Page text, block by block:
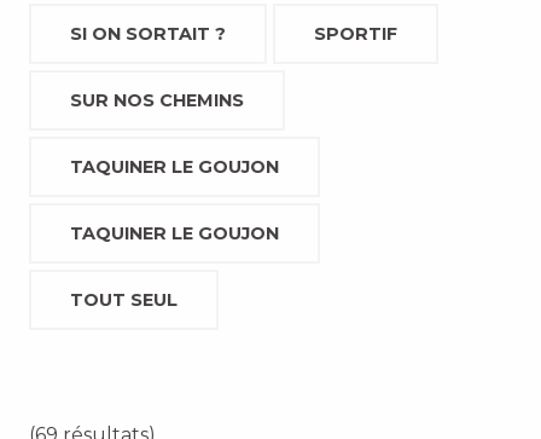
SI ON SORTAIT ? SPORTIF
SUR NOS CHEMINS
TAQUINER LE GOUJON
TAQUINER LE GOUJON
TOUT SEUL